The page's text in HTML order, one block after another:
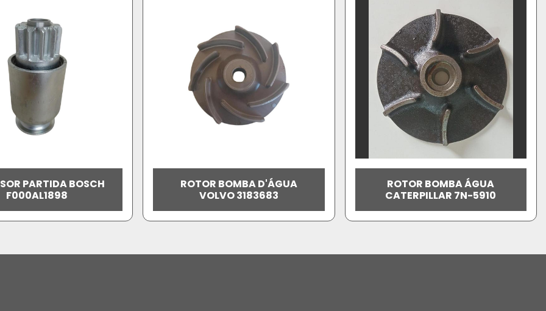
PARTIDA BOSCH
F000AL1898
ROTOR BOMBA D'ÁGUA
VOLVO 3183683
ROTOR BOMBA ÁGUA
CATERPILLAR 7N-5910